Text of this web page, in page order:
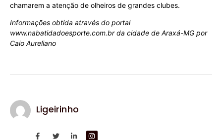
chamarem a atenção de olheiros de grandes clubes.
Informações obtida através do portal
www.nabatidadoesporte.com.br da cidade de Araxá-MG por
Caio Aureliano
Ligeirinho